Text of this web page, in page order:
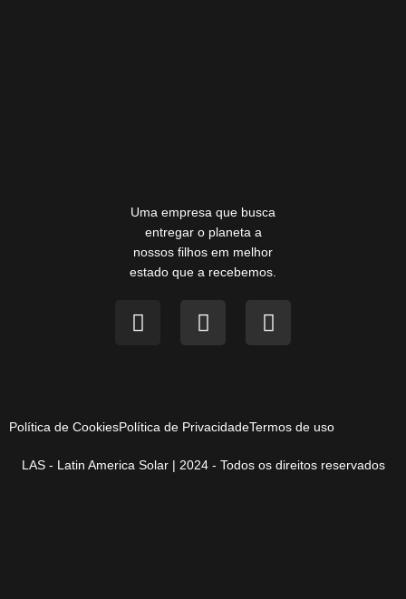
Uma empresa que busca
entregar o planeta a
nossos filhos em melhor
estado que a recebemos.
Política de CookiesPolítica de PrivacidadeTermos de uso
LAS - Latin America Solar | 2024 - Todos os direitos reservados